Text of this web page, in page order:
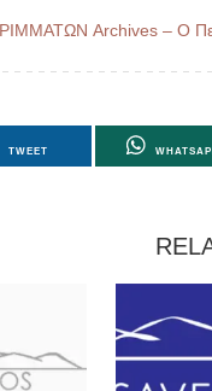
Archives – Ο
TWEET